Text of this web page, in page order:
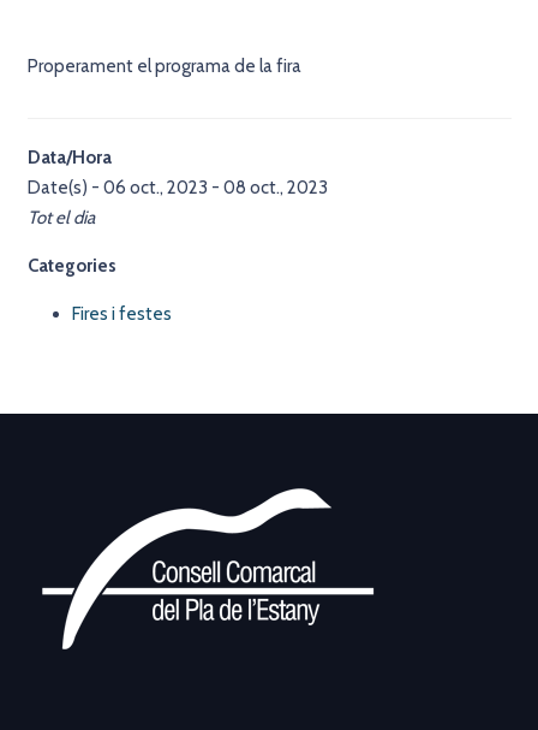
Properament el programa de la fira
Data/Hora
Date(s) - 06 oct., 2023 - 08 oct., 2023
Tot el dia
Categories
Fires i festes